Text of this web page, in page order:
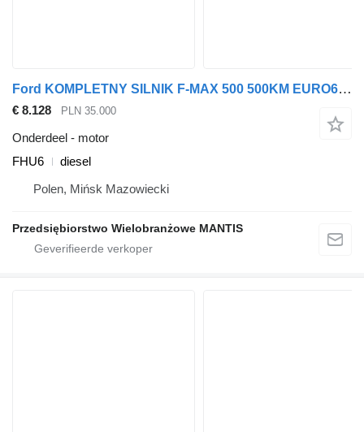
Ford KOMPLETNY SILNIK F-MAX 500 500KM EURO6 FHU6 motor voor Ford F-MAX 500 EURO6 trekker
€ 8.128 PLN 35.000
Onderdeel - motor
FHU6
diesel
Polen, Mińsk Mazowiecki
Przedsiębiorstwo Wielobranżowe MANTIS